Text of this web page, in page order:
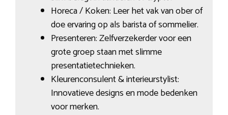
Horeca / Koken: Leer het vak van ober of
doe ervaring op als barista of sommelier.
Presenteren: Zelfverzekerder voor een
grote groep staan met slimme
presentatietechnieken.
Kleurenconsulent & interieurstylist:
Innovatieve designs en mode bedenken
voor merken.